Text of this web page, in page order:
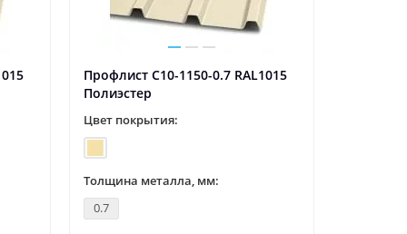
Профлист С10-1150-0.7 RAL1015
Полиэстер
Цвет покрытия:
Толщина металла, мм:
0.7